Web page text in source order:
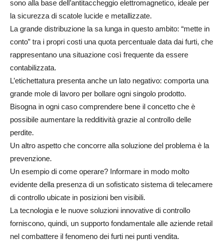
sono alla base dell’antitaccheggio elettromagnetico, ideale per
la sicurezza di scatole lucide e metallizzate.
La grande distribuzione la sa lunga in questo ambito: “mette in
conto” tra i propri costi una quota percentuale data dai furti, che
rappresentano una situazione così frequente da essere
contabilizzata.
L’etichettatura presenta anche un lato negativo: comporta una
grande mole di lavoro per bollare ogni singolo prodotto.
Bisogna in ogni caso comprendere bene il concetto che è
possibile aumentare la redditività grazie al controllo delle
perdite.
Un altro aspetto che concorre alla soluzione del problema è la
prevenzione.
Un esempio di come operare? Informare in modo molto
evidente della presenza di un sofisticato sistema di telecamere
di controllo ubicate in posizioni ben visibili.
La tecnologia e le nuove soluzioni innovative di controllo
forniscono, quindi, un supporto fondamentale alle aziende retail
nel combattere il fenomeno dei furti nei punti vendita.